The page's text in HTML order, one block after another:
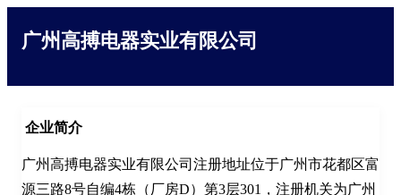
广州高搏电器实业有限公司
企业简介
广州高搏电器实业有限公司注册地址位于广州市花都区富
源三路8号自编4栋（厂房D）第3层301，注册机关为广州